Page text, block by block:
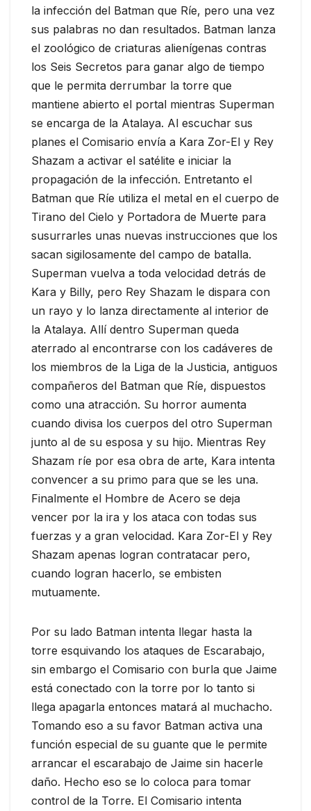
la infección del Batman que Ríe, pero una vez
sus palabras no dan resultados. Batman lanza
el zoológico de criaturas alienígenas contras
los Seis Secretos para ganar algo de tiempo
que le permita derrumbar la torre que
mantiene abierto el portal mientras Superman
se encarga de la Atalaya. Al escuchar sus
planes el Comisario envía a Kara Zor-El y Rey
Shazam a activar el satélite e iniciar la
propagación de la infección. Entretanto el
Batman que Ríe utiliza el metal en el cuerpo de
Tirano del Cielo y Portadora de Muerte para
susurrarles unas nuevas instrucciones que los
sacan sigilosamente del campo de batalla.
Superman vuelva a toda velocidad detrás de
Kara y Billy, pero Rey Shazam le dispara con
un rayo y lo lanza directamente al interior de
la Atalaya. Allí dentro Superman queda
aterrado al encontrarse con los cadáveres de
los miembros de la Liga de la Justicia, antiguos
compañeros del Batman que Ríe, dispuestos
como una atracción. Su horror aumenta
cuando divisa los cuerpos del otro Superman
junto al de su esposa y su hijo. Mientras Rey
Shazam ríe por esa obra de arte, Kara intenta
convencer a su primo para que se les una.
Finalmente el Hombre de Acero se deja
vencer por la ira y los ataca con todas sus
fuerzas y a gran velocidad. Kara Zor-El y Rey
Shazam apenas logran contratacar pero,
cuando logran hacerlo, se embisten
mutuamente.
Por su lado Batman intenta llegar hasta la
torre esquivando los ataques de Escarabajo,
sin embargo el Comisario con burla que Jaime
está conectado con la torre por lo tanto si
llega apagarla entonces matará al muchacho.
Tomando eso a su favor Batman activa una
función especial de su guante que le permite
arrancar el escarabajo de Jaime sin hacerle
daño. Hecho eso se lo coloca para tomar
control de la Torre. El Comisario intenta